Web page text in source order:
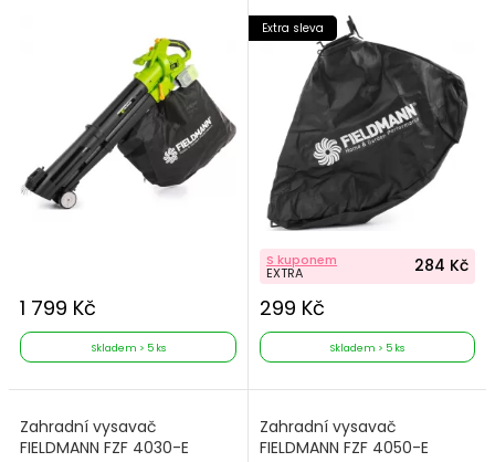
1 799 Kč
Skladem > 5 ks
Extra sleva
S kuponem
EXTRA 284 Kč
299 Kč
Skladem > 5 ks
Zahradní vysavač
FIELDMANN FZF 4030-E
Zahradní vysavač
FIELDMANN FZF 4050-E